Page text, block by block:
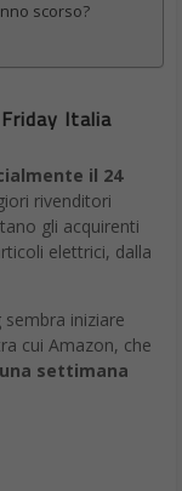
scorso?
Italia
il 24
rivenditori
gli acquirenti
elettrici, dalla
iniziare
cui Amazon, che
settimana